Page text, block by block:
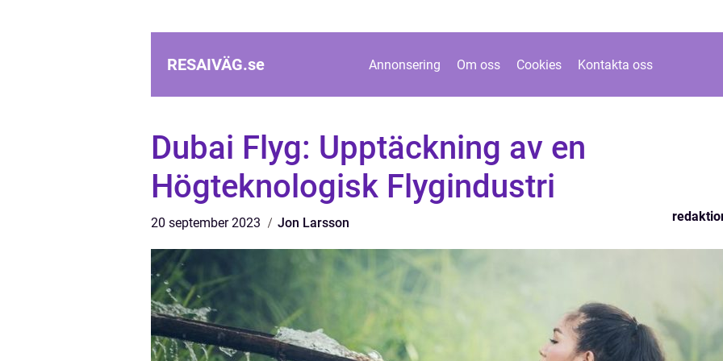
RESAIVÄG.se Annonsering Om oss Cookies Kontakta oss
Dubai Flyg: Upptäckning av en
Högteknologisk Flygindustri
20 september 2023 Jon Larsson